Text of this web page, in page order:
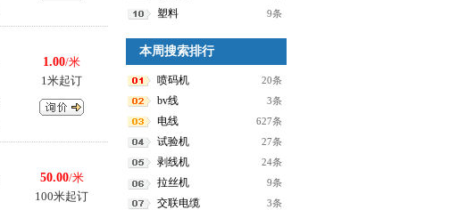
1.00/米
1米起订
50.00/米
100米起订
9条
塑料
本周搜索排行
20条
喷码机
3条
bv线
627条
电线
27条
试验机
24条
剥线机
9条
拉丝机
3条
交联电缆